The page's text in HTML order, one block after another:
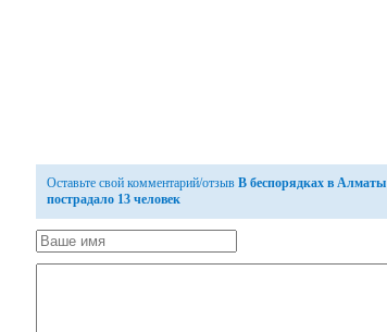
Оставьте свой комментарий/отзыв В беспорядках в Алматы
пострадало 13 человек